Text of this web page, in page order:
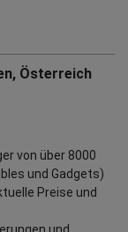
Österreich
von über 8000
und Gadgets)
Preise und